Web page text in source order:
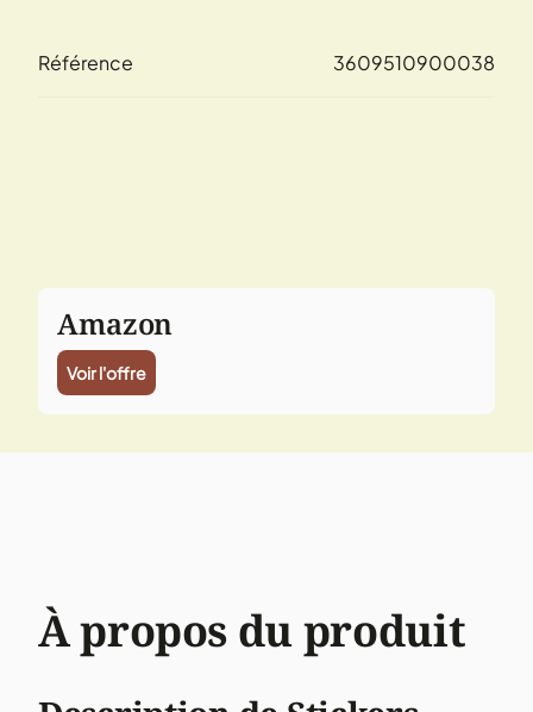
Référence 3609510900038
Amazon
Voir l'offre
À propos du produit